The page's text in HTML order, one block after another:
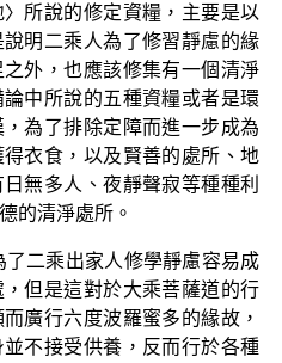
所說的修定資糧，主要是以
明二乘人為了修習靜慮的緣
外，也應該修集有一個清淨
中所說的五種資糧或者是環
為了排除定障而進一步成為
衣食，以及賢善的處所、地
無多人、夜靜聲寂等種種利
的清淨處所。
二乘出家人修學靜慮容易成
但是這對於大乘菩薩道的行
廣行六度波羅蜜多的緣故，
不接受供養，反而行於各種